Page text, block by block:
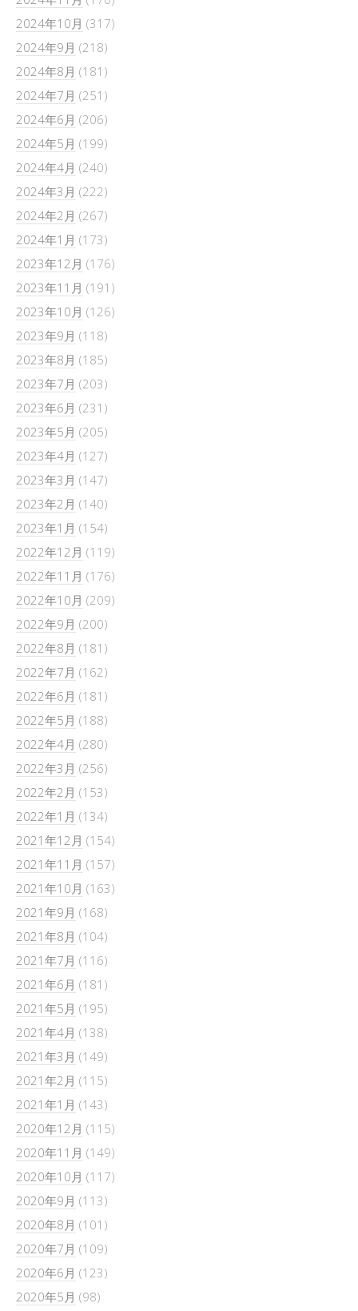
2024年10月 (317)
2024年9月 (218)
2024年8月 (181)
2024年7月 (251)
2024年6月 (206)
2024年5月 (199)
2024年4月 (240)
2024年3月 (222)
2024年2月 (267)
2024年1月 (173)
2023年12月 (176)
2023年11月 (191)
2023年10月 (126)
2023年9月 (118)
2023年8月 (185)
2023年7月 (203)
2023年6月 (231)
2023年5月 (205)
2023年4月 (127)
2023年3月 (147)
2023年2月 (140)
2023年1月 (154)
2022年12月 (119)
2022年11月 (176)
2022年10月 (209)
2022年9月 (200)
2022年8月 (181)
2022年7月 (162)
2022年6月 (181)
2022年5月 (188)
2022年4月 (280)
2022年3月 (256)
2022年2月 (153)
2022年1月 (134)
2021年12月 (154)
2021年11月 (157)
2021年10月 (163)
2021年9月 (168)
2021年8月 (104)
2021年7月 (116)
2021年6月 (181)
2021年5月 (195)
2021年4月 (138)
2021年3月 (149)
2021年2月 (115)
2021年1月 (143)
2020年12月 (115)
2020年11月 (149)
2020年10月 (117)
2020年9月 (113)
2020年8月 (101)
2020年7月 (109)
2020年6月 (123)
2020年5月 (98)